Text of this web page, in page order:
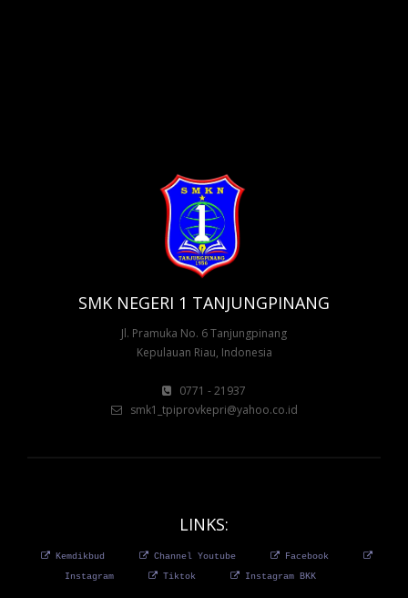
SMK NEGERI 1 TANJUNGPINANG
Jl. Pramuka No. 6 Tanjungpinang
Kepulauan Riau, Indonesia
0771 - 21937
smk1_tpiprovkepri@yahoo.co.id
LINKS:
Kemdikbud Channel Youtube
Facebook
Instagram
Tiktok Instagram BKK